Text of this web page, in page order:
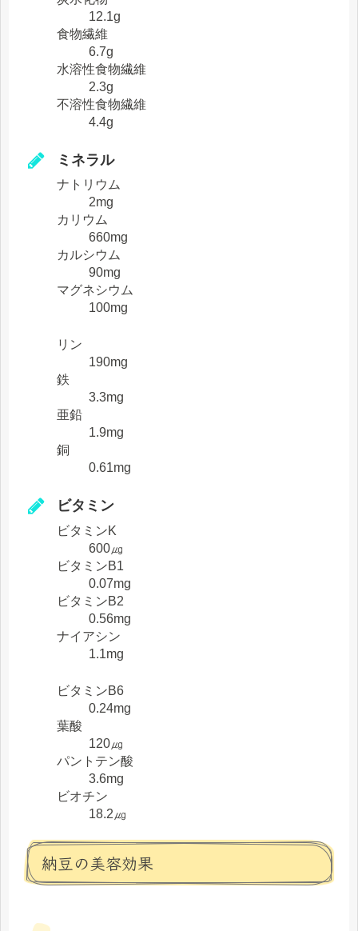
12.1g
食物繊維
6.7g
水溶性食物繊維
2.3g
不溶性食物繊維
4.4g
ミネラル
ナトリウム
2mg
カリウム
660mg
カルシウム
90mg
マグネシウム
100mg
リン
190mg
鉄
3.3mg
亜鉛
1.9mg
銅
0.61mg
ビタミン
ビタミンK
600㎍
ビタミンB1
0.07mg
ビタミンB2
0.56mg
ナイアシン
1.1mg
ビタミンB6
0.24mg
葉酸
120㎍
パントテン酸
3.6mg
ビオチン
18.2㎍
納豆の美容効果